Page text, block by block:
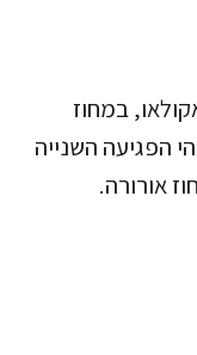
במחוז
הפגיעה השנייה
אורורה.